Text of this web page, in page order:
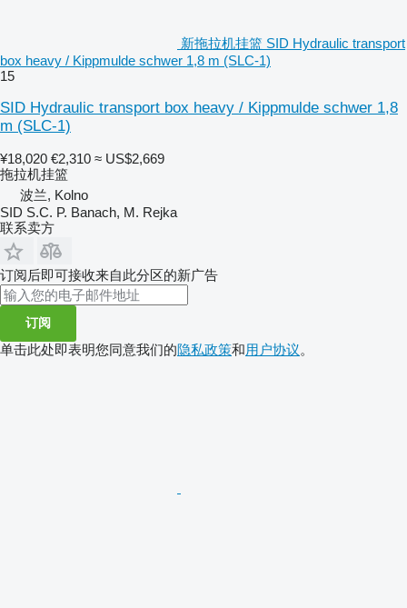
新拖拉机挂篮 SID Hydraulic transport
box heavy / Kippmulde schwer 1,8 m (SLC-1)
15
SID Hydraulic transport box heavy / Kippmulde schwer 1,8
m (SLC-1)
¥18,020 €2,310 ≈ US$2,669
拖拉机挂篮
波兰, Kolno
SID S.C. P. Banach, M. Rejka
联系卖方
订阅后即可接收来自此分区的新广告
订阅
单击此处即表明您同意我们的隐私政策和用户协议。